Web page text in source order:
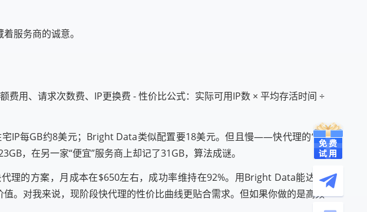
服务商的诚意。
用、请求次数费、IP更换费 - 性价比公式：实际可用IP数 × 平均存活时间 ÷
IP每GB约8美元；Bright Data类似配置要18美元。但且慢——快代理的“流
，在另一家“便宜”服务商上却记了31GB，算法成谜。
理的方案，月成本在$650左右，成功率维持在92%。用Bright Data能达到
。对我来说，现阶段快代理的性价比曲线更贴合需求。但如果你做的是高频